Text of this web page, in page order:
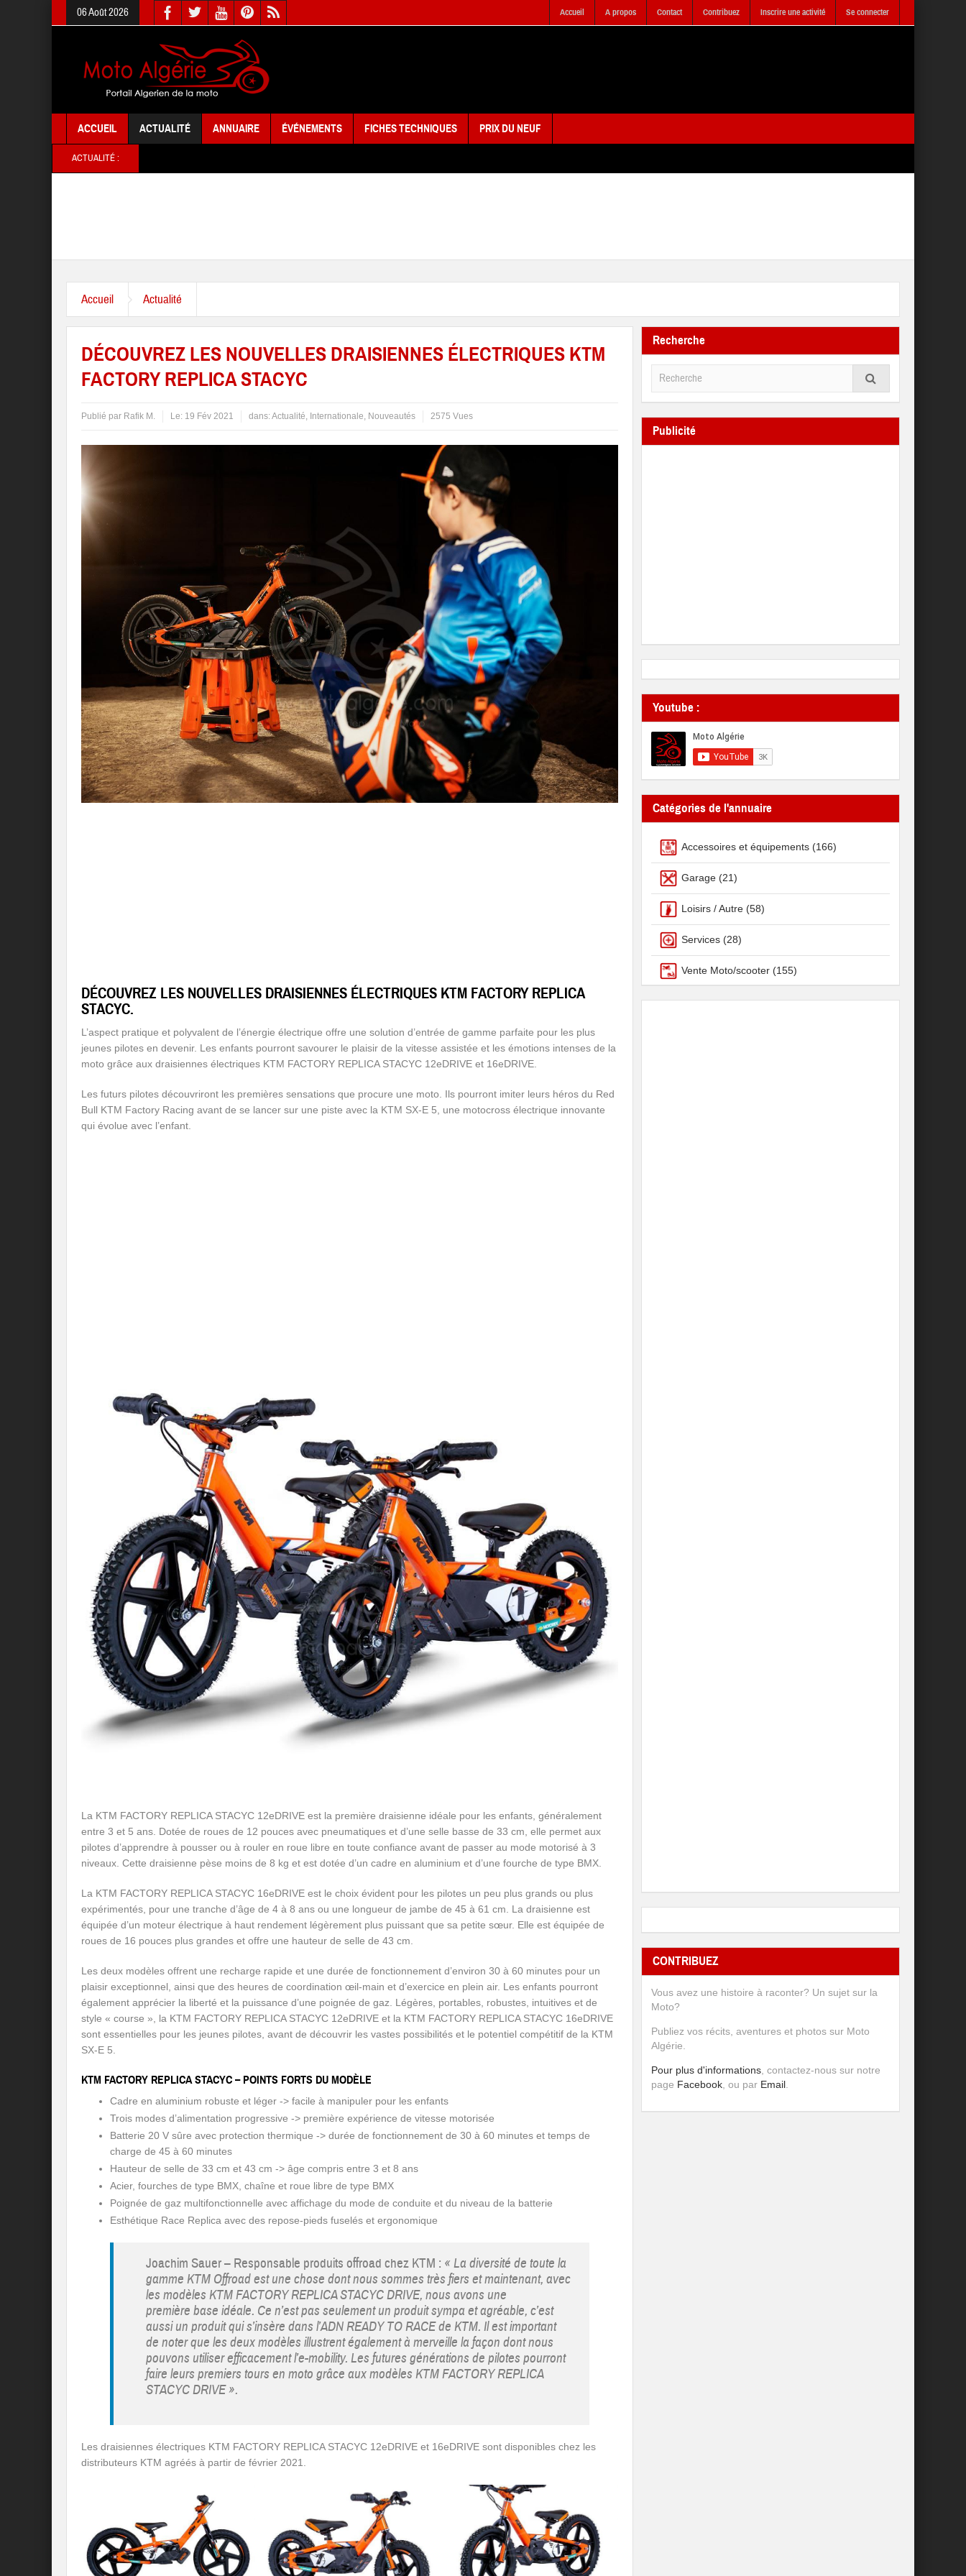
06 Août 2026 Accueil A propos Contact Contribuez Inscrire une activité Se connecter
ACCUEIL ACTUALITÉ ANNUAIRE ÉVÉNEMENTS FICHES TECHNIQUES PRIX DU NEUF
ACTUALITÉ :
Accueil Actualité
DÉCOUVREZ LES NOUVELLES DRAISIENNES ÉLECTRIQUES KTM
FACTORY REPLICA STACYC
Publié par Rafik M. Le: 19 Fév 2021 dans:Actualité, Internationale, Nouveautés 2575 Vues
DÉCOUVREZ LES NOUVELLES DRAISIENNES ÉLECTRIQUES KTM FACTORY REPLICA
STACYC.
L’aspect pratique et polyvalent de l’énergie électrique offre une solution d’entrée de gamme parfaite pour les plus
jeunes pilotes en devenir. Les enfants pourront savourer le plaisir de la vitesse assistée et les émotions intenses de la
moto grâce aux draisiennes électriques KTM FACTORY REPLICA STACYC 12eDRIVE et 16eDRIVE.
Les futurs pilotes découvriront les premières sensations que procure une moto. Ils pourront imiter leurs héros du Red
Bull KTM Factory Racing avant de se lancer sur une piste avec la KTM SX-E 5, une motocross électrique innovante
qui évolue avec l’enfant.
La KTM FACTORY REPLICA STACYC 12eDRIVE est la première draisienne idéale pour les enfants, généralement
entre 3 et 5 ans. Dotée de roues de 12 pouces avec pneumatiques et d’une selle basse de 33 cm, elle permet aux
pilotes d’apprendre à pousser ou à rouler en roue libre en toute confiance avant de passer au mode motorisé à 3
niveaux. Cette draisienne pèse moins de 8 kg et est dotée d’un cadre en aluminium et d’une fourche de type BMX.
La KTM FACTORY REPLICA STACYC 16eDRIVE est le choix évident pour les pilotes un peu plus grands ou plus
expérimentés, pour une tranche d’âge de 4 à 8 ans ou une longueur de jambe de 45 à 61 cm. La draisienne est
équipée d’un moteur électrique à haut rendement légèrement plus puissant que sa petite sœur. Elle est équipée de
roues de 16 pouces plus grandes et offre une hauteur de selle de 43 cm.
Les deux modèles offrent une recharge rapide et une durée de fonctionnement d’environ 30 à 60 minutes pour un
plaisir exceptionnel, ainsi que des heures de coordination œil-main et d’exercice en plein air. Les enfants pourront
également apprécier la liberté et la puissance d’une poignée de gaz. Légères, portables, robustes, intuitives et de
style « course », la KTM FACTORY REPLICA STACYC 12eDRIVE et la KTM FACTORY REPLICA STACYC 16eDRIVE
sont essentielles pour les jeunes pilotes, avant de découvrir les vastes possibilités et le potentiel compétitif de la KTM
SX-E 5.
KTM FACTORY REPLICA STACYC – POINTS FORTS DU MODÈLE
Cadre en aluminium robuste et léger -> facile à manipuler pour les enfants
Trois modes d’alimentation progressive -> première expérience de vitesse motorisée
Batterie 20 V sûre avec protection thermique -> durée de fonctionnement de 30 à 60 minutes et temps de
charge de 45 à 60 minutes
Hauteur de selle de 33 cm et 43 cm -> âge compris entre 3 et 8 ans
Acier, fourches de type BMX, chaîne et roue libre de type BMX
Poignée de gaz multifonctionnelle avec affichage du mode de conduite et du niveau de la batterie
Esthétique Race Replica avec des repose-pieds fuselés et ergonomique
Joachim Sauer – Responsable produits offroad chez KTM : « La diversité de toute la
gamme KTM Offroad est une chose dont nous sommes très fiers et maintenant, avec
les modèles KTM FACTORY REPLICA STACYC DRIVE, nous avons une
première base idéale. Ce n’est pas seulement un produit sympa et agréable, c’est
aussi un produit qui s’insère dans l’ADN READY TO RACE de KTM. Il est important
de noter que les deux modèles illustrent également à merveille la façon dont nous
pouvons utiliser efficacement l’e-mobility. Les futures générations de pilotes pourront
faire leurs premiers tours en moto grâce aux modèles KTM FACTORY REPLICA
STACYC DRIVE ».
Les draisiennes électriques KTM FACTORY REPLICA STACYC 12eDRIVE et 16eDRIVE sont disponibles chez les
distributeurs KTM agréés à partir de février 2021.
Recherche
Publicité
Youtube :
Catégories de l'annuaire
Accessoires et équipements (166)
Garage (21)
Loisirs / Autre (58)
Services (28)
Vente Moto/scooter (155)
CONTRIBUEZ
Vous avez une histoire à raconter? Un sujet sur la
Moto?
Publiez vos récits, aventures et photos sur Moto
Algérie.
Pour plus d'informations , contactez-nous sur notre
page Facebook , ou par Email